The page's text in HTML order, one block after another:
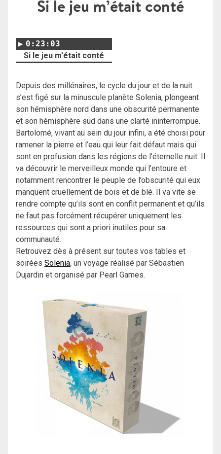
Si le jeu m’était conté
0:23:03
Si le jeu m'était conté
Depuis des millénaires, le cycle du jour et de la nuit
s’est figé sur la minuscule planète Solenia, plongeant
son hémisphère nord dans une obscurité permanente
et son hémisphère sud dans une clarté ininterrompue.
Bartolomé, vivant au sein du jour infini, a été choisi pour
ramener la pierre et l’eau qui leur fait défaut mais qui
sont en profusion dans les régions de l’éternelle nuit. Il
va découvrir le merveilleux monde qui l’entoure et
notamment rencontrer le peuple de l’obscurité qui eux
manquent cruellement de bois et de blé. Il va vite se
rendre compte qu’ils sont en conflit permanent et qu’ils
ne faut pas forcément récupérer uniquement les
ressources qui sont a priori inutiles pour sa
communauté.
Retrouvez dès à présent sur toutes vos tables et
soirées Solenia, un voyage réalisé par Sébastien
Dujardin et organisé par Pearl Games.